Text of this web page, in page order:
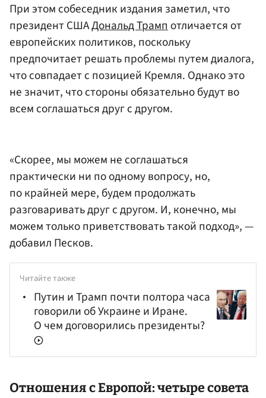
При этом собеседник издания заметил, что
президент СШАДональд Трампотличается от
европейских политиков, поскольку
предпочитает решать проблемы путем диалога,
что совпадает с позицией Кремля. Однако это
не значит, что стороны обязательно будут во
всем соглашаться друг с другом.
«Скорее, мы можем не соглашаться
практически ни по одному вопросу, но,
по крайней мере, будем продолжать
разговаривать друг с другом. И, конечно, мы
можем только приветствовать такой подход», —
добавил Песков.
Читайте также
Путин и Трамп почти полтора часа
говорили об Украине и Иране.
О чем договорились президенты?
Отношения с Европой: четыре совета